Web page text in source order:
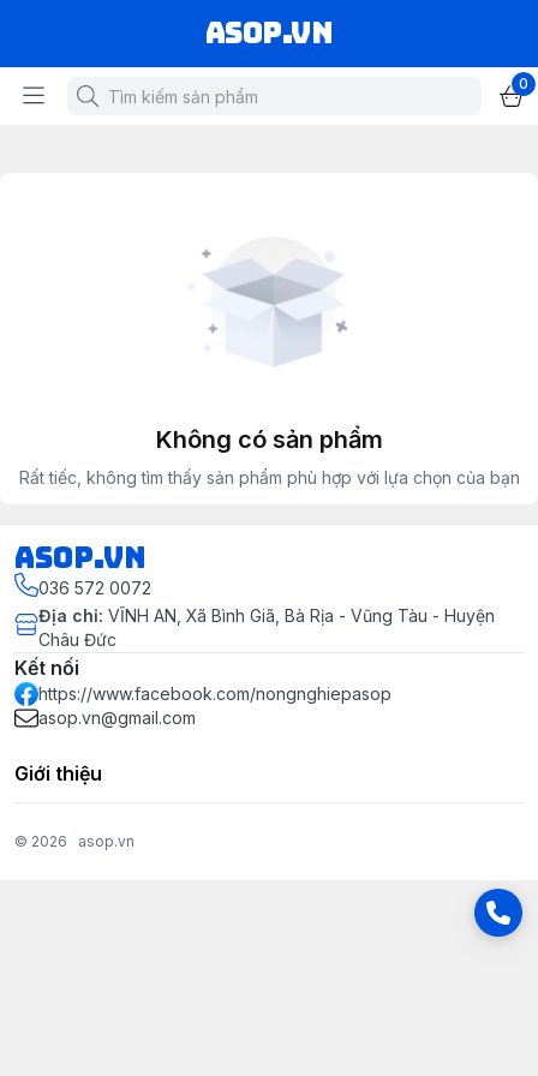
asop.vn
0
Không có sản phẩm
Rất tiếc, không tìm thấy sản phẩm phù hợp với lựa chọn của bạn
asop.vn
036 572 0072
Địa chỉ: VĨNH AN, Xã Bình Giã, Bà Rịa - Vũng Tàu - Huyện
Châu Đức
Kết nối
https://www.facebook.com/nongnghiepasop
asop.vn@gmail.com
Giới thiệu
© 2026 asop.vn